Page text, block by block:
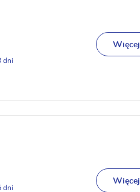
Więcej
Więcej